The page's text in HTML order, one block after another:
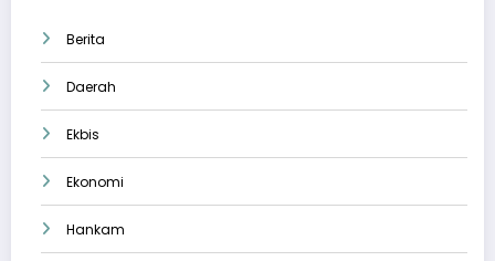
Berita
Daerah
Ekbis
Ekonomi
Hankam